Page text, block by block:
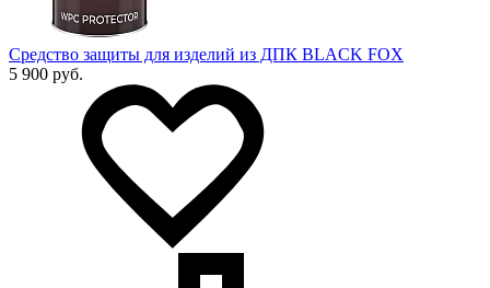
Средство защиты для изделий из ДПК BLACK FOX
5 900 руб.